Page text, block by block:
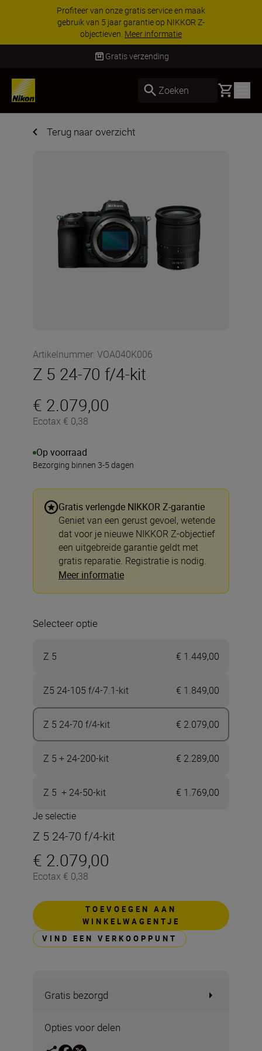
Profiteer van onze gratis service en maak
gebruik van 5 jaar garantie op NIKKOR Z-
objectieven.Meer informatie
Gratis verzending
Zoeken Basket
Terug naar overzicht
Artikelnummer: VOA040K006
Z 5 24-70 f/4-kit
€ 2.079,00
Ecotax € 0,38
Op voorraad
Bezorging binnen 3-5 dagen
Gratis verlengde NIKKOR Z-garantie
Geniet van een gerust gevoel, wetende
dat voor je nieuwe NIKKOR Z-objectief
een uitgebreide garantie geldt met
gratis reparatie. Registratie is nodig.
Meer informatie
Selecteer optie
Z 5 € 1.449,00
Z5 24-105 f/4-7.1-kit € 1.849,00
Z 5 24-70 f/4-kit € 2.079,00
Z 5 + 24-200-kit € 2.289,00
Z 5 + 24-50-kit
€ 1.769,00
Je selectie
Z 5 24-70 f/4-kit
€ 2.079,00
Ecotax € 0,38
TOEVOEGEN AAN
WINKELWAGENTJE
VIND EEN VERKOOPPUNT
Gratis bezorgd
Opties voor delen